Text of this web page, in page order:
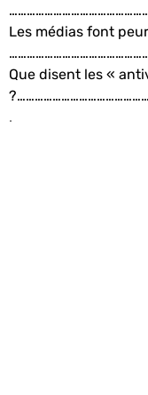
Les médias font peur
Que disent les «
.